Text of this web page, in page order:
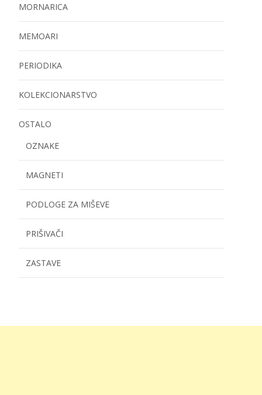
MORNARICA
MEMOARI
PERIODIKA
KOLEKCIONARSTVO
OSTALO
OZNAKE
MAGNETI
PODLOGE ZA MIŠEVE
PRIŠIVAČI
ZASTAVE